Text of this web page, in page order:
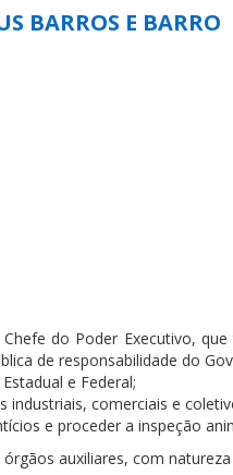
BARROS E BARRO
do Poder Executivo,
de responsabilidade do
e Federal;
industriais, comerciais e
e proceder a inspeção
auxiliares, com